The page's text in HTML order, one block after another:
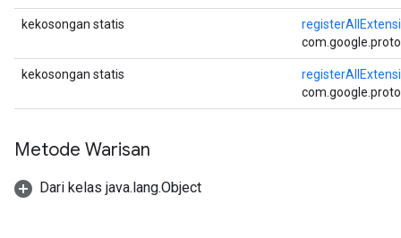
kekosongan statis
kekosongan statis
Metode Warisan
Dari kelas java.lang.Object